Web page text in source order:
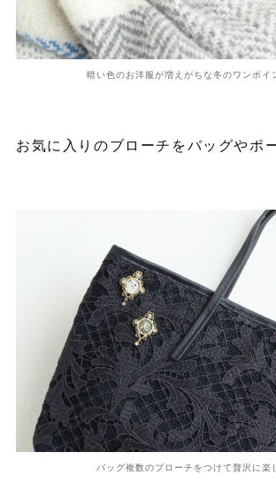
暗い色のお洋服が増えがちな冬のワンポイ
お気に入りのブローチをバッグやポ
バッグ複数のブローチをつけて贅沢に楽